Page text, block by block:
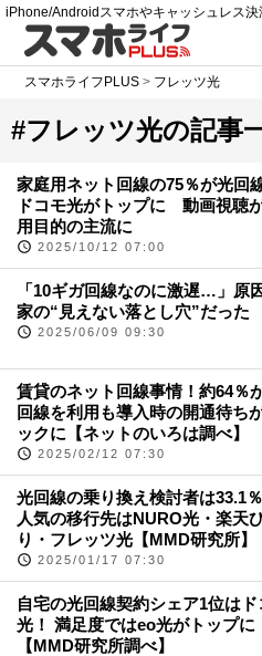
iPhone/Androidスマホやキャッシュレス
スマホライフPLUS > フレッツ光
#フレッツ光の記事
家庭用ネット回線の75％が光回線
ドコモ光がトップに 動画視聴
用目的の主流に
2025/10/12 07:00
「10ギガ回線なのに激遅…」原
家の“見えない落とし穴”だった
2025/06/09 09:30
賃貸のネット回線事情！約64％
回線を利用も導入時の開通待ち
ックに【ネットのいろは調べ】
2025/02/12 07:30
光回線の乗り換え検討者は33.1
人気の移行先はNURO光・楽天
り・フレッツ光【MMD研究所】
2025/01/17 07:30
自宅の光回線契約シェア1位はド
光！ 満足度ではeo光がトップに
【MMD研究所調べ】